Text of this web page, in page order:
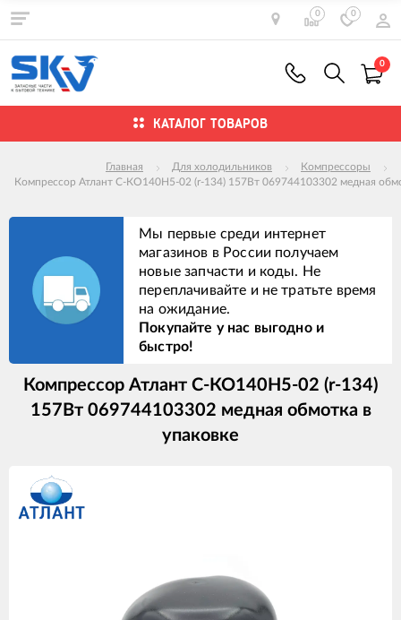
0 0
0
КАТАЛОГ ТОВАРОВ
Главная Для холодильников
Компрессоры
Компрессор Атлант С-КО140Н5-02 (r-134) 157Вт 069744103302 медная
Мы первые среди интернет
магазинов в России получаем
новые запчасти и коды. Не
переплачивайте и не тратьте время
на ожидание.
Покупайте у нас выгодно и
быстро!
Компрессор Атлант С-КО140Н5-02 (r-134)
157Вт 069744103302 медная обмотка в
упаковке
Изображения
товаров